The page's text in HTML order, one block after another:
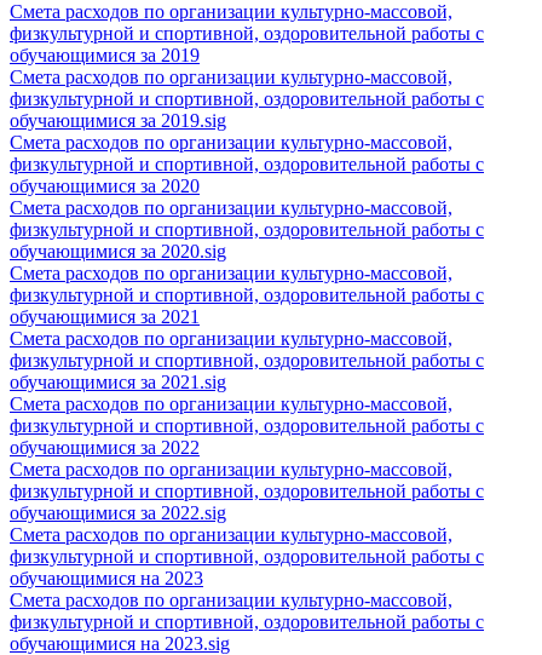
Смета расходов по организации культурно-массовой,
физкультурной и спортивной, оздоровительной работы с
обучающимися за 2019
Смета расходов по организации культурно-массовой,
физкультурной и спортивной, оздоровительной работы с
обучающимися за 2019.sig
Смета расходов по организации культурно-массовой,
физкультурной и спортивной, оздоровительной работы с
обучающимися за 2020
Смета расходов по организации культурно-массовой,
физкультурной и спортивной, оздоровительной работы с
обучающимися за 2020.sig
Смета расходов по организации культурно-массовой,
физкультурной и спортивной, оздоровительной работы с
обучающимися за 2021
Смета расходов по организации культурно-массовой,
физкультурной и спортивной, оздоровительной работы с
обучающимися за 2021.sig
Смета расходов по организации культурно-массовой,
физкультурной и спортивной, оздоровительной работы с
обучающимися за 2022
Смета расходов по организации культурно-массовой,
физкультурной и спортивной, оздоровительной работы с
обучающимися за 2022.sig
Смета расходов по организации культурно-массовой,
физкультурной и спортивной, оздоровительной работы с
обучающимися на 2023
Смета расходов по организации культурно-массовой,
физкультурной и спортивной, оздоровительной работы с
обучающимися на 2023.sig